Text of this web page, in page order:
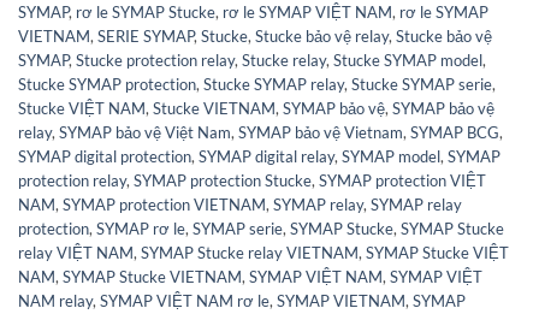
SYMAP, rơ le SYMAP Stucke, rơ le SYMAP VIỆT NAM, rơ le SYMAP
VIETNAM,SERIE SYMAP,Stucke,Stucke bảo vệ relay,Stucke bảo vệ
SYMAP,Stucke protection relay,Stucke relay,Stucke SYMAP model,
Stucke SYMAP protection,Stucke SYMAP relay,Stucke SYMAP serie,
Stucke VIỆT NAM,Stucke VIETNAM,SYMAP bảo vệ,SYMAP bảo vệ
relay,SYMAP bảo vệ Việt Nam,SYMAP bảo vệ Vietnam,SYMAP BCG,
SYMAP digital protection,SYMAP digital relay,SYMAP model,SYMAP
protection relay,SYMAP protection Stucke,SYMAP protection VIỆT
NAM,SYMAP protection VIETNAM,SYMAP relay,SYMAP relay
protection,SYMAP rơ le,SYMAP serie,SYMAP Stucke,SYMAP Stucke
relay VIỆT NAM,SYMAP Stucke relay VIETNAM,SYMAP Stucke VIỆT
NAM,SYMAP Stucke VIETNAM,SYMAP VIỆT NAM,SYMAP VIỆT
NAM relay,SYMAP VIỆT NAM rơ le,SYMAP VIETNAM,SYMAP